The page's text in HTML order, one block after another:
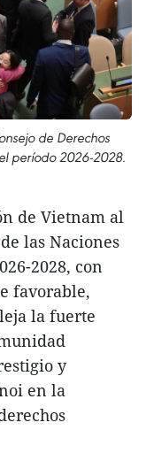
de Derechos
período 2026-2028.
de Vietnam al
las Naciones
2028, con
favorable,
la fuerte
y
en la